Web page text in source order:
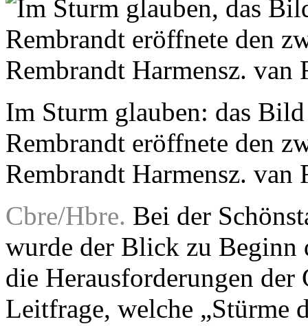
Im Sturm glauben: das
Rembrandt eröffnete den
Rembrandt Harmensz. van
Cbre/Hbre. Bei der
wurde der Blick zu Beginn
die Herausforderungen
Leitfrage, welche „Stürme